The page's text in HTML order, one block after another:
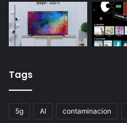
Tags
5g AI contaminacion